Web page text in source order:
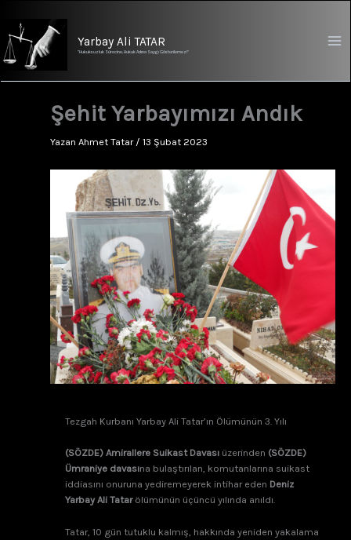
Yarbay Ali TATAR
"Hukuksuzluk Sürecine, Hukuk Adına Saygı Gösterilemez!"
Şehit Yarbayımızı Andık
Yazan Ahmet Tatar / 13 Şubat 2023
Tezgah Kurbanı Yarbay Ali Tatar’ın Ölümünün 3. Yılı
(SÖZDE) Amirallere Suikast Davası üzerinden (SÖZDE)
Ümraniye davasına bulaştırılan, komutanlarına suikast
iddiasını onuruna yediremeyerek intihar eden Deniz
Yarbay Ali Tatarölümünün üçüncü yılında anıldı.
Tatar, 10 gün tutuklu kalmış, hakkında yeniden yakalama